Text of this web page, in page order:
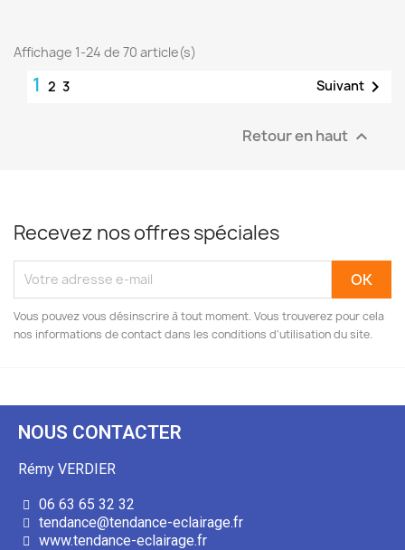
Affichage 1-24 de 70 article(s)
1 2 3 Suivant 
Retour en haut 
Recevez nos offres spéciales
Vous pouvez vous désinscrire à tout moment. Vous trouverez pour cela
nos informations de contact dans les conditions d'utilisation du site.
NOUS CONTACTER
Rémy VERDIER
06 63 65 32 32
tendance@tendance-eclairage.fr
www.tendance-eclairage.fr